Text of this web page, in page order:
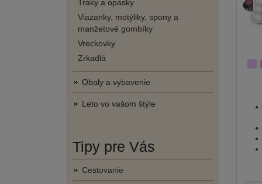
Traky a opasky
Viazanky, motýliky, spony a
manžetové gombíky
Vreckovky
Zrkadlá
Obaly a vybavenie
Leto vo vašom štýle
Tipy pre Vás
Cestovanie